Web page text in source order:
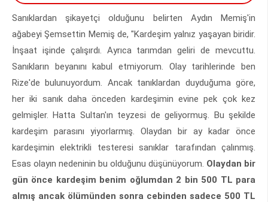
Sanıklardan şikayetçi olduğunu belirten Aydın Memiş'in
ağabeyi Şemsettin Memiş de, "Kardeşim yalnız yaşayan biridir.
İnşaat işinde çalışırdı. Ayrıca tarımdan geliri de mevcuttu.
Sanıkların beyanını kabul etmiyorum. Olay tarihlerinde ben
Rize'de bulunuyordum. Ancak tanıklardan duyduğuma göre,
her iki sanık daha önceden kardeşimin evine pek çok kez
gelmişler. Hatta Sultan'ın teyzesi de geliyormuş. Bu şekilde
kardeşim parasını yiyorlarmış. Olaydan bir ay kadar önce
kardeşimin elektrikli testeresi sanıklar tarafından çalınmış.
Esas olayın nedeninin bu olduğunu düşünüyorum. Olaydan bir
gün önce kardeşim benim oğlumdan 2 bin 500 TL para
almış ancak ölümünden sonra cebinden sadece 500 TL